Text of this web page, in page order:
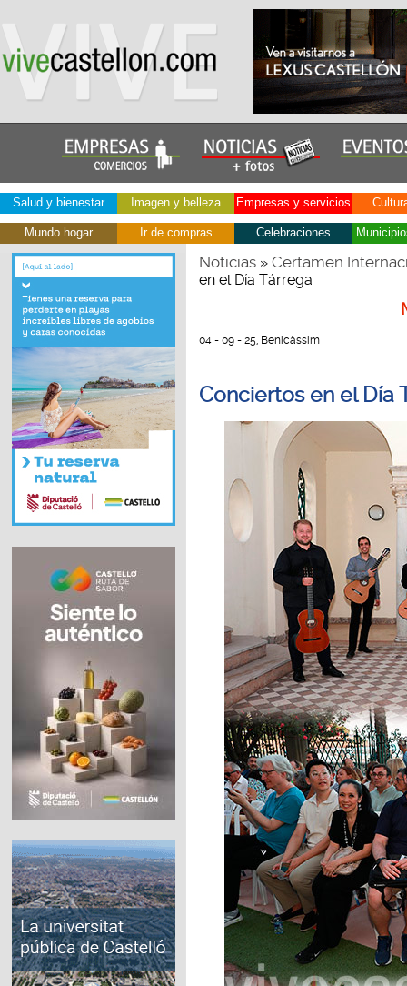
Salud y bienestar Imagen y belleza Empresas y servicios
Mundo hogar Ir de compras Celebraciones
Noticias» Certamen
en el Día Tárrega
04 - 09 - 25, Benicàssim
Conciertos en el Día